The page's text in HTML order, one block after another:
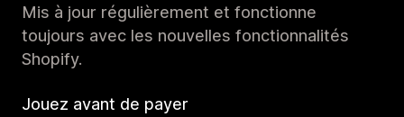
Mis à jour régulièrement et fonctionne
toujours avec les nouvelles fonctionnalités
Shopify.
Jouez avant de payer